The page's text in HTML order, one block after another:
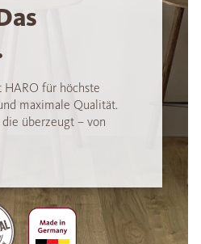
HARO für höchste
maximale Qualität.
überzeugt – von